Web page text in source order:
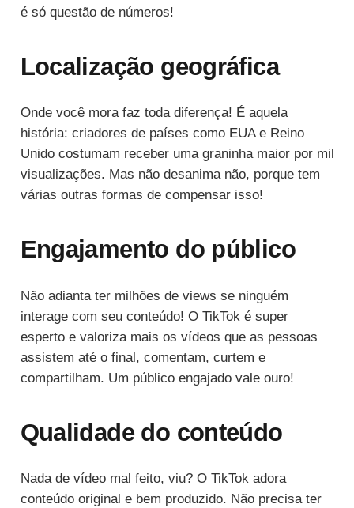
é só questão de números!
Localização geográfica
Onde você mora faz toda diferença! É aquela
história: criadores de países como EUA e Reino
Unido costumam receber uma graninha maior por mil
visualizações. Mas não desanima não, porque tem
várias outras formas de compensar isso!
Engajamento do público
Não adianta ter milhões de views se ninguém
interage com seu conteúdo! O TikTok é super
esperto e valoriza mais os vídeos que as pessoas
assistem até o final, comentam, curtem e
compartilham. Um público engajado vale ouro!
Qualidade do conteúdo
Nada de vídeo mal feito, viu? O TikTok adora
conteúdo original e bem produzido. Não precisa ter